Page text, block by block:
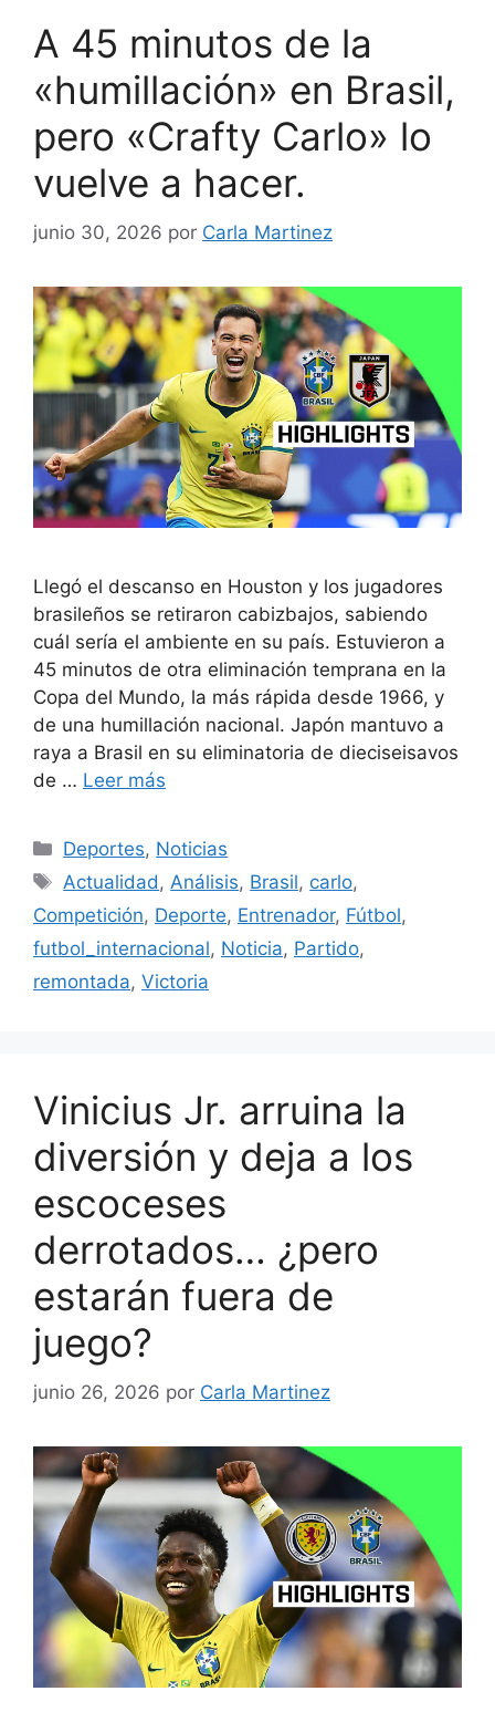
A 45 minutos de la
«humillación» en Brasil,
pero «Crafty Carlo» lo
vuelve a hacer.
junio 30, 2026 por Carla Martinez
Llegó el descanso en Houston y los jugadores
brasileños se retiraron cabizbajos, sabiendo
cuál sería el ambiente en su país. Estuvieron a
45 minutos de otra eliminación temprana en la
Copa del Mundo, la más rápida desde 1966, y
de una humillación nacional. Japón mantuvo a
raya a Brasil en su eliminatoria de dieciseisavos
de … Leer más
Categorías
Deportes, Noticias
Etiquetas
Actualidad,Análisis, Brasil, carlo,
Competición, Deporte, Entrenador, Fútbol,
futbol_internacional, Noticia, Partido,
remontada, Victoria
Vinicius Jr. arruina la
diversión y deja a los
escoceses
derrotados… ¿pero
estarán fuera de
juego?
junio 26, 2026 por Carla Martinez